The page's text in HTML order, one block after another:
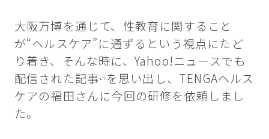
大阪万博を通じて、性教育に関すること
が“ヘルスケア”に通ずるという視点にたど
り着き、そんな時に、Yahoo!ニュースでも
配信された記事 *¹ を思い出し、TENGAヘルス
ケアの福田さんに今回の研修を依頼しまし
た。